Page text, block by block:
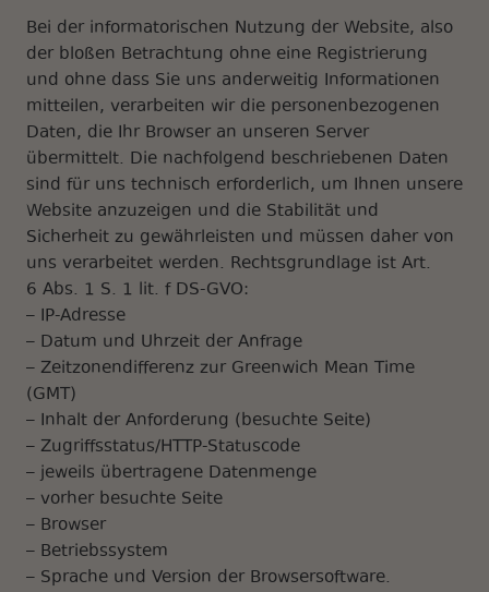
Bei der informatorischen Nutzung der Website, also
der bloßen Betrachtung ohne eine Registrierung
und ohne dass Sie uns anderweitig Informationen
mitteilen, verarbeiten wir die personenbezogenen
Daten, die Ihr Browser an unseren Server
übermittelt. Die nachfolgend beschriebenen Daten
sind für uns technisch erforderlich, um Ihnen unsere
Website anzuzeigen und die Stabilität und
Sicherheit zu gewährleisten und müssen daher von
uns verarbeitet werden. Rechtsgrundlage ist Art.
6 Abs. 1 S. 1 lit. f DS-GVO:
– IP-Adresse
– Datum und Uhrzeit der Anfrage
– Zeitzonendifferenz zur Greenwich Mean Time
(GMT)
– Inhalt der Anforderung (besuchte Seite)
– Zugriffsstatus/HTTP-Statuscode
– jeweils übertragene Datenmenge
– vorher besuchte Seite
– Browser
– Betriebssystem
– Sprache und Version der Browsersoftware.